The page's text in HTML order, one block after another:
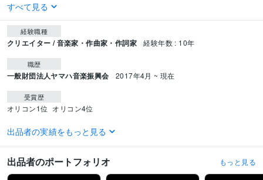
すべて見る
経験職種
クリエイター / 音楽家・作曲家・作詞家 経験年数 : 10年
職歴
一般財団法人ヤマハ音楽振興会 2017年4月 ~ 現在
受賞歴
オリコン1位 オリコン4位
資格・検定
ビジネス・クリエイティブツール
Cubase:10年
出品者の実績をもっと見る
出品者のポートフォリオ もっと見る